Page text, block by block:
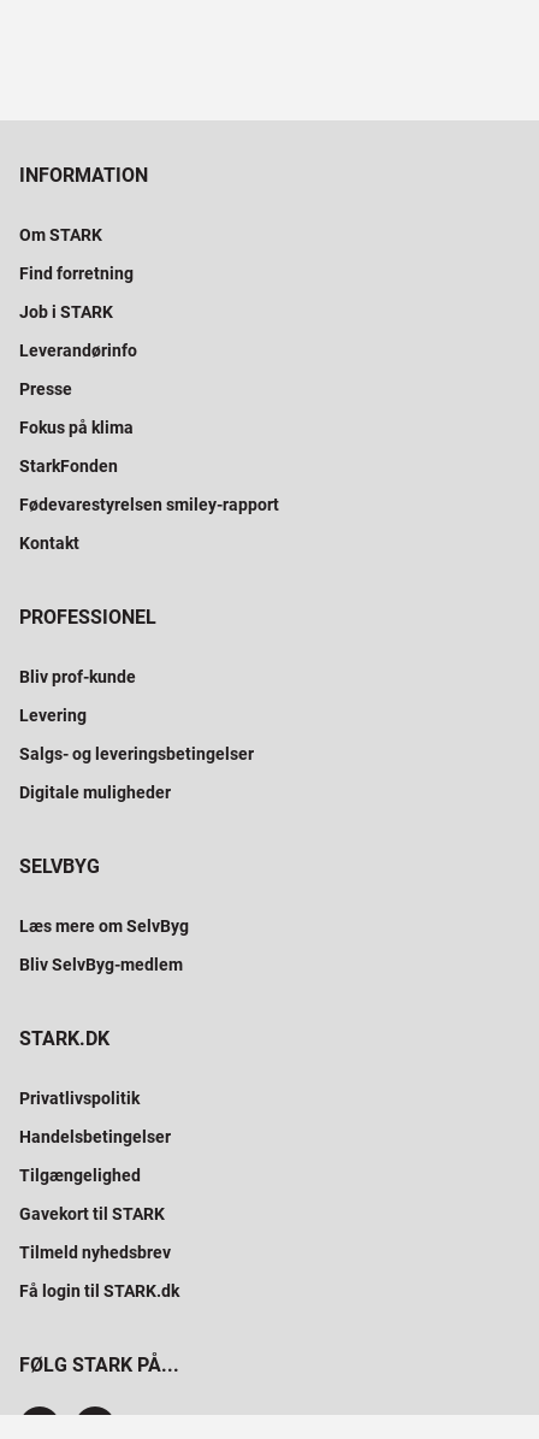
INFORMATION
Om STARK
Find forretning
Job i STARK
Leverandørinfo
Presse
Fokus på klima
StarkFonden
Fødevarestyrelsen smiley-rapport
Kontakt
PROFESSIONEL
Bliv prof-kunde
Levering
Salgs- og leveringsbetingelser
Digitale muligheder
SELVBYG
Læs mere om SelvByg
Bliv SelvByg-medlem
STARK.DK
Privatlivspolitik
Handelsbetingelser
Tilgængelighed
Gavekort til STARK
Tilmeld nyhedsbrev
Få login til STARK.dk
FØLG STARK PÅ...